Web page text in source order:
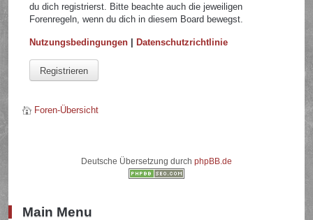
du dich registrierst. Bitte beachte auch die jeweiligen
Forenregeln, wenn du dich in diesem Board bewegst.
Nutzungsbedingungen |Datenschutzrichtlinie
Registrieren
Foren-Übersicht
Deutsche Übersetzung durch phpBB.de
Main Menu